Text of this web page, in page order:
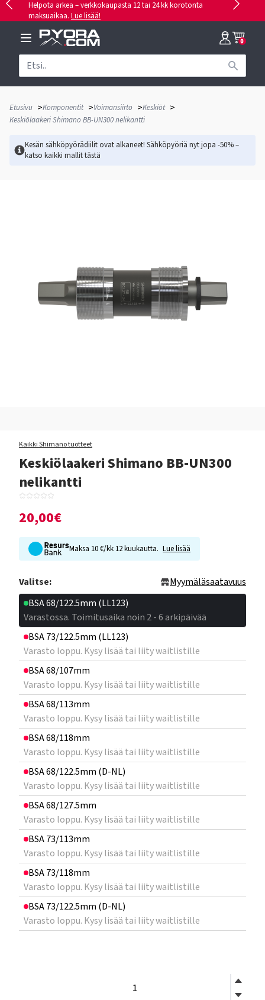
Helpota arkea – verkkokaupasta 12 tai 24 kk korotonta
maksuaikaa. Lue lisää!
0
Etusivu >Komponentit >Voimansiirto >Keskiöt >
Keskiölaakeri Shimano BB-UN300 nelikantti
Kesän sähköpyörädiilit ovat alkaneet! Sähköpyöriä nyt jopa -50% –
katso kaikki mallittästä
Kaikki Shimano tuotteet
Keskiölaakeri Shimano BB-UN300
nelikantti
20,00€
Maksa 10 €/kk 12 kuukautta. Lue lisää
Valitse:
Myymäläsaatavuus
BSA 68/122.5mm (LL123)
Varastossa. Toimitusaika noin 2 - 6 arkipäivää
BSA 73/122.5mm (LL123)
Varasto loppu. Kysy lisää tai liity waitlistille
BSA 68/107mm
Varasto loppu. Kysy lisää tai liity waitlistille
BSA 68/113mm
Varasto loppu. Kysy lisää tai liity waitlistille
BSA 68/118mm
Varasto loppu. Kysy lisää tai liity waitlistille
BSA 68/122.5mm (D-NL)
Varasto loppu. Kysy lisää tai liity waitlistille
BSA 68/127.5mm
Varasto loppu. Kysy lisää tai liity waitlistille
BSA 73/113mm
Varasto loppu. Kysy lisää tai liity waitlistille
BSA 73/118mm
Varasto loppu. Kysy lisää tai liity waitlistille
BSA 73/122.5mm (D-NL)
Varasto loppu. Kysy lisää tai liity waitlistille